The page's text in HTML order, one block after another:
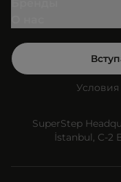
SuperStep
İstanbul, C-2